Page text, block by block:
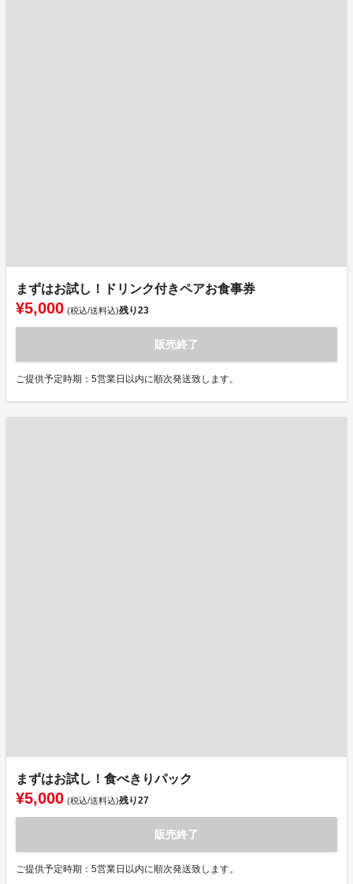
まずはお試し！ドリンク付きペアお食事券
¥5,000 (税込/送料込)残り23
販売終了
ご提供予定時期：5営業日以内に順次発送致します。
まずはお試し！食べきりパック
¥5,000 (税込/送料込)残り27
販売終了
ご提供予定時期：5営業日以内に順次発送致します。